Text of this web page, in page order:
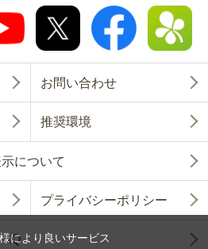
お問い合わせ
推奨環境
について
プライバシーポリシー
により良いサービス